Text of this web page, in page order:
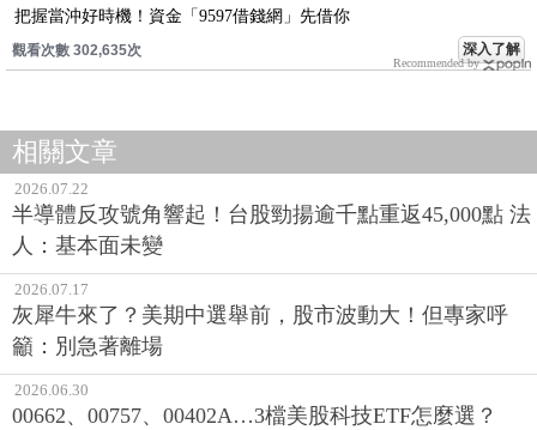
把握當沖好時機！資金「9597借錢網」先借你
觀看次數 302,635次 深入了解
Recommended by
相關文章
2026.07.22
半導體反攻號角響起！台股勁揚逾千點重返45,000點 法
人：基本面未變
2026.07.17
灰犀牛來了？美期中選舉前，股市波動大！但專家呼
籲：別急著離場
2026.06.30
00662、00757、00402A…3檔美股科技ETF怎麼選？